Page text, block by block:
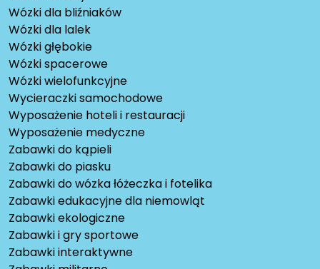
Wózki dla bliźniaków
Wózki dla lalek
Wózki głębokie
Wózki spacerowe
Wózki wielofunkcyjne
Wycieraczki samochodowe
Wyposażenie hoteli i restauracji
Wyposażenie medyczne
Zabawki do kąpieli
Zabawki do piasku
Zabawki do wózka łóżeczka i fotelika
Zabawki edukacyjne dla niemowląt
Zabawki ekologiczne
Zabawki i gry sportowe
Zabawki interaktywne